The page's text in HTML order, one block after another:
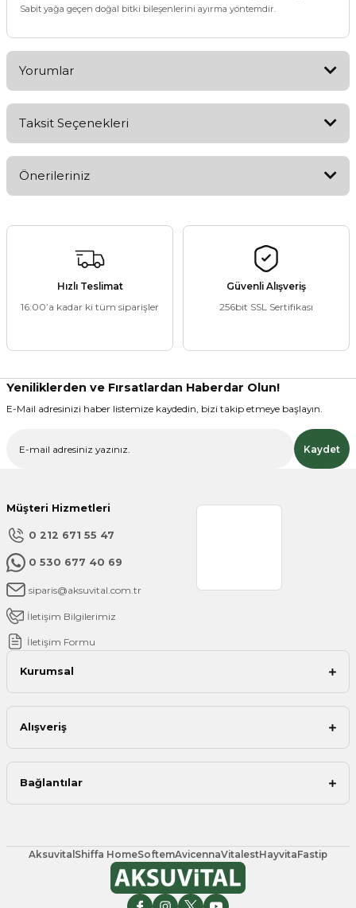
Sabit yağa geçen doğal bitki bileşenlerini ayırma yöntemdir.
Yorumlar
Yorum Yaz
Taksit Seçenekleri
Önerileriniz
Bu ürünün fiyat bilgisi, resim, ürün açıklamalarında ve diğer
konularda yetersiz gördüğünüz noktaları öneri formunu
kullanarak tarafımıza iletebilirsiniz.
Ürün resmi kalitesiz, bozuk veya görüntülenemiyor.
Ürün fiyatı diğer sitelerden daha pahalı.
Bu ürüne benzer farklı alternatifler olmalı.
Hızlı Teslimat
16:00’a kadar ki tüm siparişler
Güvenli Alışveriş
256bit SSL Sertifikası
Yeniliklerden ve Fırsatlardan Haberdar Olun!
E-Mail adresinizi haber listemize kaydedin, bizi takip etmeye başlayın.
Kaydet
Müşteri Hizmetleri
0 212 671 55 47
0 530 677 40 69
siparis@aksuvital.com.tr
İletişim Bilgilerimiz
İletişim Formu
Kurumsal
Alışveriş
Bağlantılar
Aksuvital Shiffa HomeSoftemAvicennaVitalestHayvitaFastip